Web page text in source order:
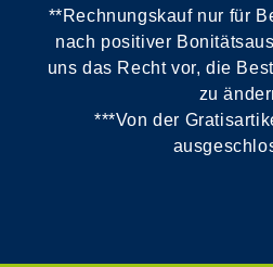
**Rechnungskauf nur für
nach positiver
uns das Recht vor, die
zu
***Von der